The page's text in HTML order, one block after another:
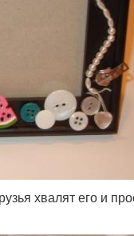
хвалят его и